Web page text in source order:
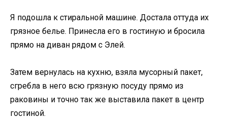
Я подошла к стиральной машине. Достала оттуда их
грязное белье. Принесла его в гостиную и бросила
прямо на диван рядом с Элей.
Затем вернулась на кухню, взяла мусорный пакет,
сгребла в него всю грязную посуду прямо из
раковины и точно так же выставила пакет в центр
гостиной.